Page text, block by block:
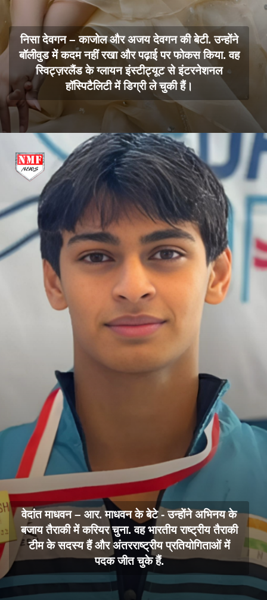
निसा देवगन – काजोल और अजय देवगन की बेटी. उन्होंने
बॉलीवुड में कदम नहीं रखा और पढ़ाई पर फोकस किया. वह
स्विट्ज़रलैंड के ग्लायन इंस्टीट्यूट से इंटरनेशनल
हॉस्पिटैलिटी में डिग्री ले चुकी हैं।
वेदांत माधवन – आर. माधवन के बेटे - उन्होंने अभिनय के
बजाय तैराकी में करियर चुना. वह भारतीय राष्ट्रीय तैराकी
टीम के सदस्य हैं और अंतरराष्ट्रीय प्रतियोगिताओं में
पदक जीत चुके हैं.